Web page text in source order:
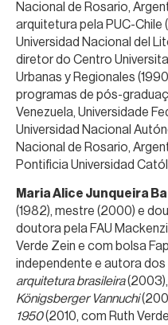
Nacional de Rosario,
arquitetura pela PUC-
Universidad Nacional del
diretor do Centro
Urbanas y Regionales
programas de pós-
Venezuela, Universidade
Universidad Nacional
Nacional de Rosario,
Pontificia Universidad
Maria Alice Junqueira
(1982), mestre (2000) e
doutora pela FAU
Verde Zein e com bolsa
independente e autora dos
arquitetura brasileira(2003),
Königsberger Vannuchi
1950(2010, com Ruth